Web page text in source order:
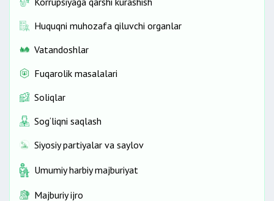
Huquqni muhozafa qiluvchi organlar
Vatandoshlar
Fuqarolik masalalari
Soliqlar
Sog‘liqni saqlash
Siyosiy partiyalar va saylov
Umumiy harbiy majburiyat
Majburiy ijro